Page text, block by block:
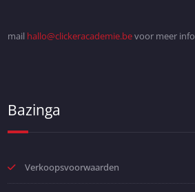
mail hallo@clickeracademie.bevoor meer info
Bazinga
Verkoopsvoorwaarden